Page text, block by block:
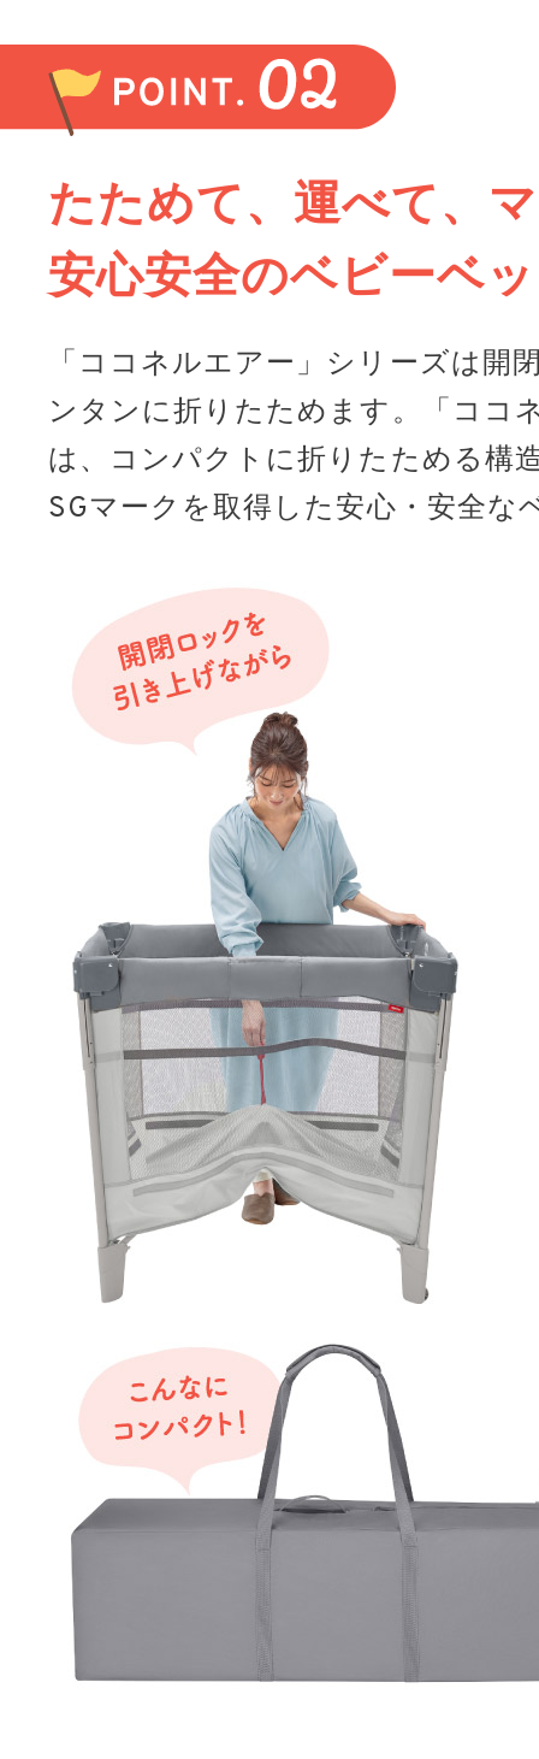
たためて、運べて、
安心安全のベビーベ
「ココネルエアー」シリーズは開
ンタンに折りたためます。「ココ
は、コンパクトに折りたためる構
SGマークを取得した安心・安全な